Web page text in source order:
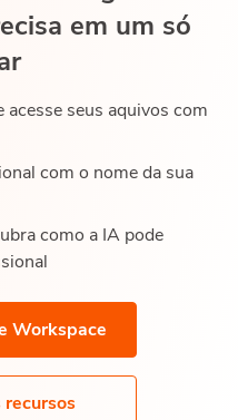
em um só
seus aquivos com
com o nome da sua
como a IA pode
Workspace
recursos